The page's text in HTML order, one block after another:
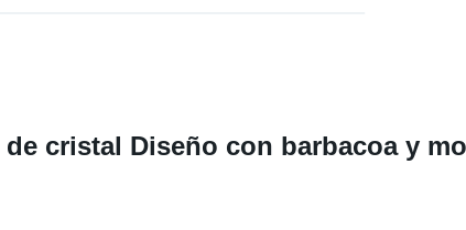
cristal Diseño con barbacoa y